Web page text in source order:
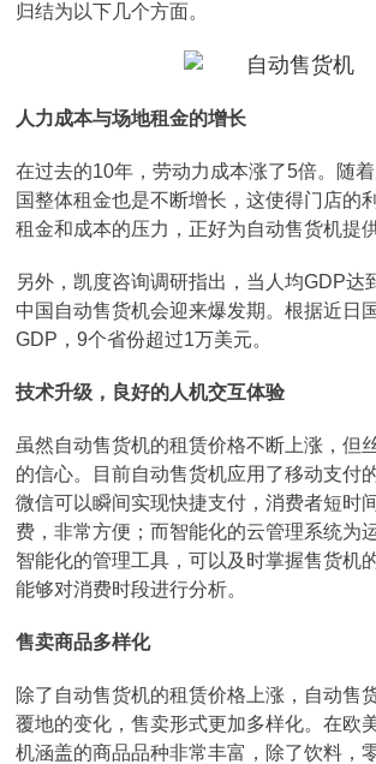
归结为以下几个方面。
人力成本与场地租金的增长
在过去的10年，劳动力成本涨了5倍。随
国整体租金也是不断增长，这使得门店的
租金和成本的压力，正好为自动售货机提
另外，凯度咨询调研指出，当人均GDP达
中国自动售货机会迎来爆发期。根据近日
GDP，9个省份超过1万美元。
技术升级，良好的人机交互体验
虽然自动售货机的租赁价格不断上涨，但
的信心。目前自动售货机应用了移动支付
微信可以瞬间实现快捷支付，消费者短时
费，非常方便；而智能化的云管理系统为
智能化的管理工具，可以及时掌握售货机
能够对消费时段进行分析。
售卖商品多样化
除了自动售货机的租赁价格上涨，自动售
覆地的变化，售卖形式更加多样化。在欧
机涵盖的商品品种非常丰富，除了饮料，